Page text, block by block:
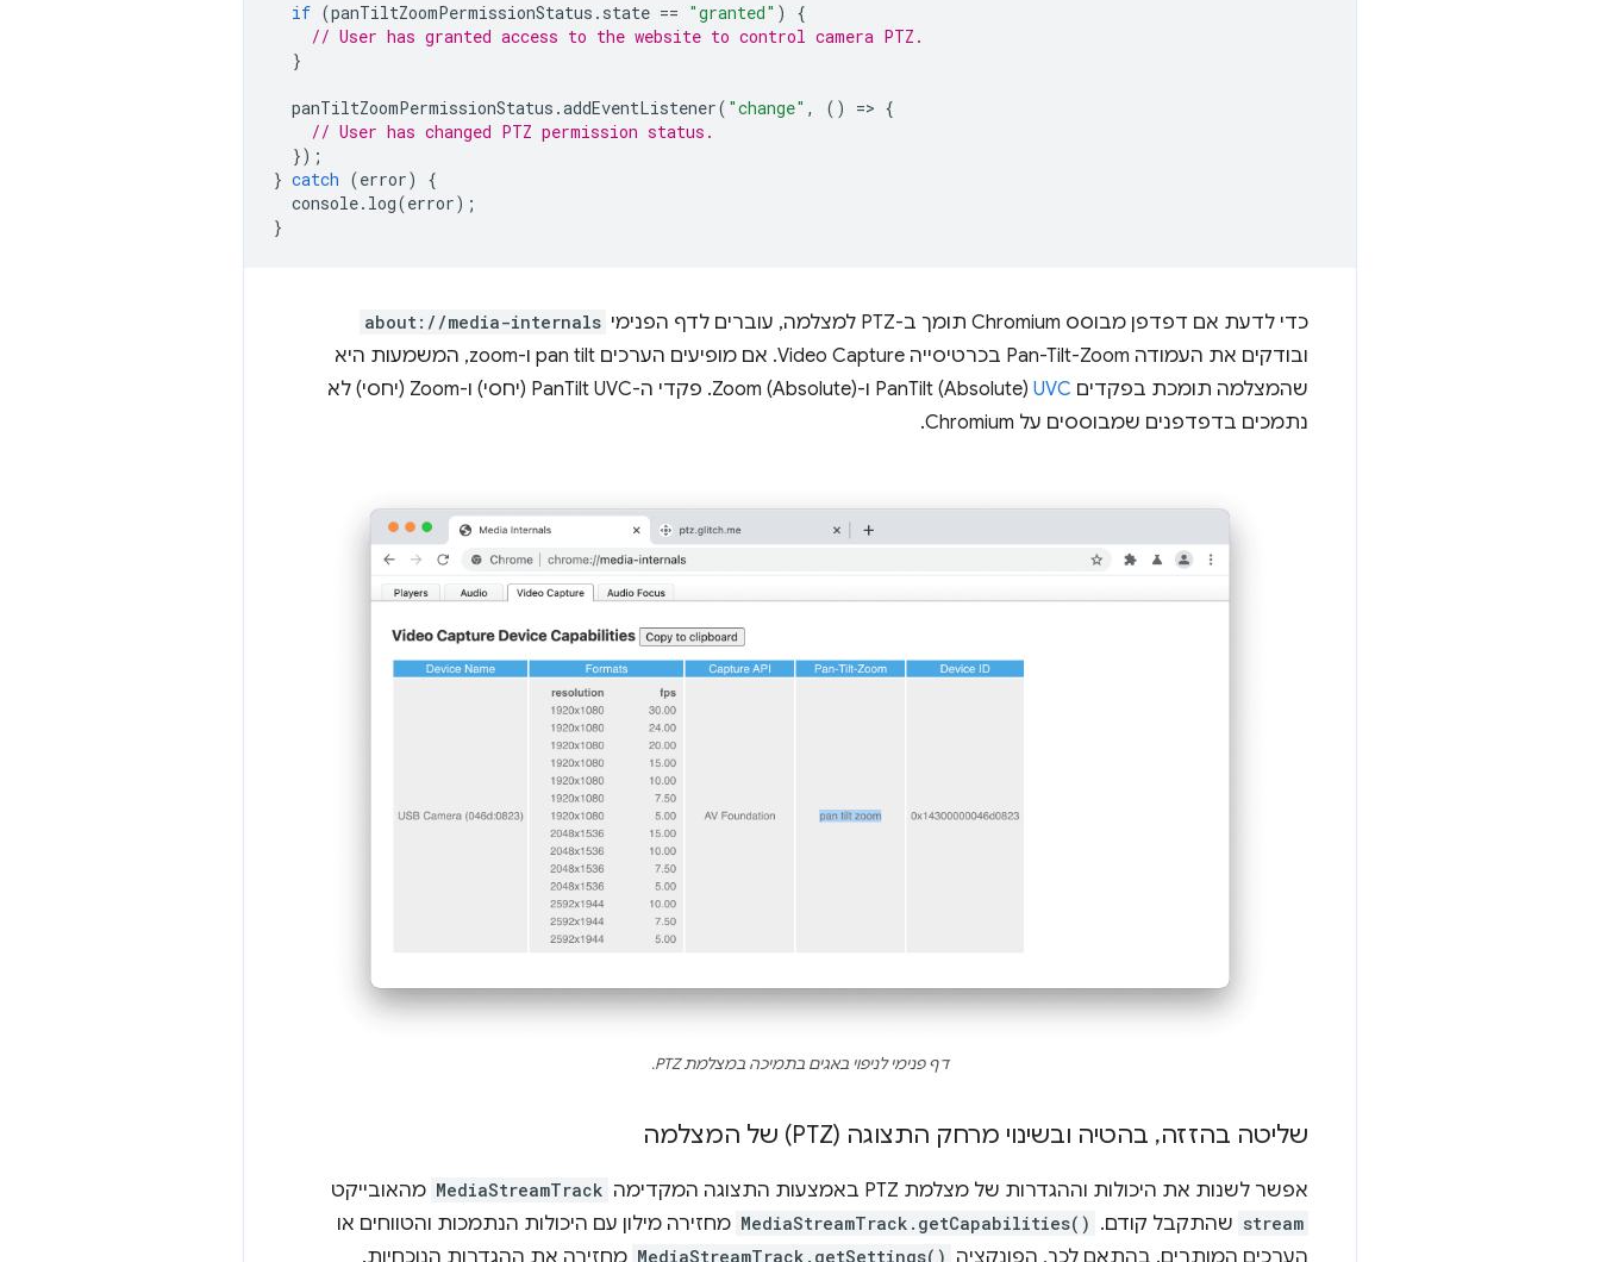
if (panTiltZoomPermissionStatus . state == "granted" )
{
// User has granted access to the website to control camera PTZ.
}
panTiltZoomPermissionStatus .addEventListener( "change" , () => {
// User has changed PTZ permission status.
});
} catch (error)
{
console. log(error);
}
כדי לדעת אם דפדפן מבוסס Chromium תומך ב-PTZ למצלמה, עוברים לדף הפנימי about://media-internals
ובודקים את העמודה Pan-Tilt-Zoom בכרטיסייה Video Capture. אם מופיעים הערכים pan tilt ו-zoom, המשמעות היא
שהמצלמה תומכת בפקדים UVC
‏ PanTilt (Absolute) ו-Zoom (Absolute). פקדי ה-UVC ‏PanTilt (יחסי) ו-Zoom (יחסי) לא
נתמכים בדפדפנים שמבוססים על Chromium.
דף פנימי לניפוי באגים בתמיכה במצלמת PTZ.
שליטה בהזזה, בהטיה ובשינוי מרחק התצוגה (PTZ) של המצלמה
אפשר לשנות את היכולות וההגדרות של מצלמת PTZ באמצעות התצוגה המקדימה MediaStreamTrack מהאובייקט
stream שהתקבל קודם. ‫ MediaStreamTrack.getCapabilities() מחזירה מילון עם היכולות הנתמכות והטווחים או
MediaStreamTrack.getSettings()